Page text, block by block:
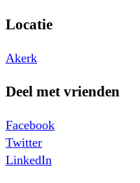
Locatie
Akerk
Deel met vrienden
Facebook
Twitter
LinkedIn